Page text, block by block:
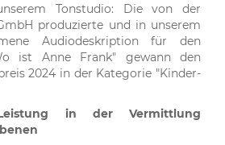
Tonstudio: Die von der
produzierte und in unserem
Audiodeskription für den
ist Anne Frank" gewann den
2024 in der Kategorie "Kinder-
Leistung in der Vermittlung